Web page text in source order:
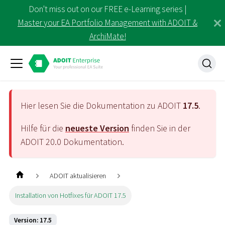
Don't miss out on our FREE e-Learning series |
Master your EA Portfolio Management with ADOIT &
ArchiMate!
Hier lesen Sie die Dokumentation zu ADOIT 17.5.
Hilfe für die neueste Version finden Sie in der
ADOIT20.0 Dokumentation.
ADOIT aktualisieren
Installation von Hotfixes für ADOIT 17.5
Version: 17.5